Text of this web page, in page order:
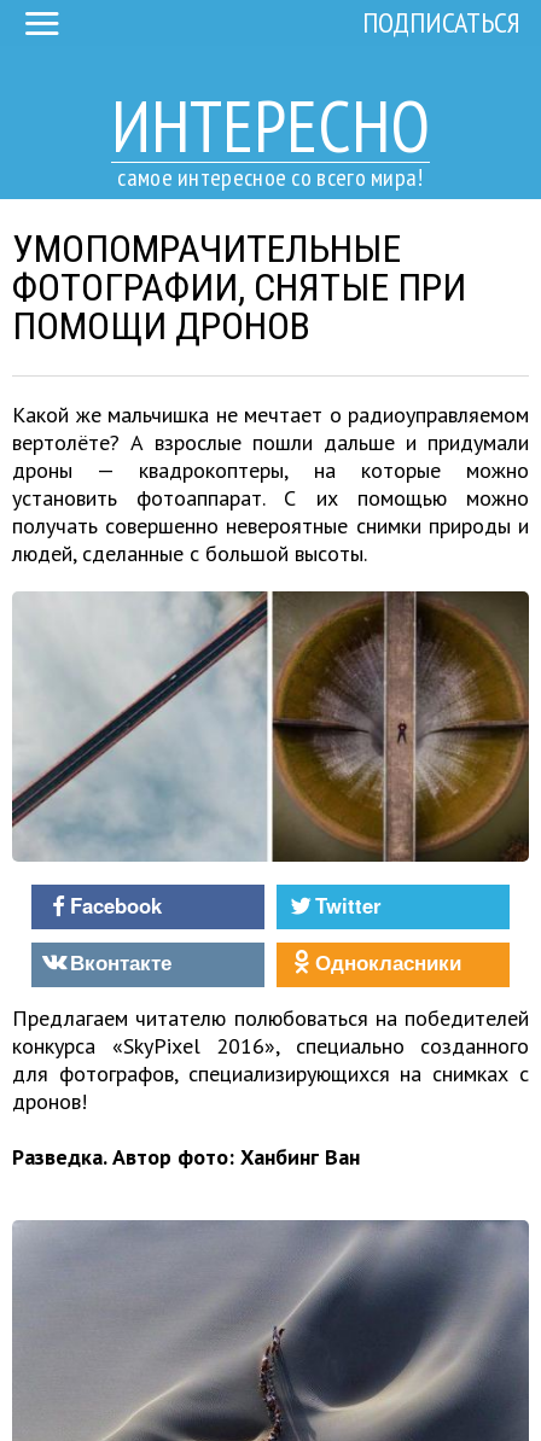
ИНТЕРЕСНО
самое интересное со всего мира!
ПОДПИСАТЬСЯ
УМОПОМРАЧИТЕЛЬНЫЕ
ФОТОГРАФИИ, СНЯТЫЕ ПРИ
ПОМОЩИ ДРОНОВ
Какой же мальчишка не мечтает о радиоуправляемом
вертолёте? А взрослые пошли дальше и придумали
дроны — квадрокоптеры, на которые можно
установить фотоаппарат. С их помощью можно
получать совершенно невероятные снимки природы и
людей, сделанные с большой высоты.
Facebook
Twitter
Вконтакте
Однокласники
Предлагаем читателю полюбоваться на победителей
конкурса «SkyPixel 2016», специально созданного
для фотографов, специализирующихся на снимках с
дронов!
Разведка. Автор фото: Ханбинг Ван